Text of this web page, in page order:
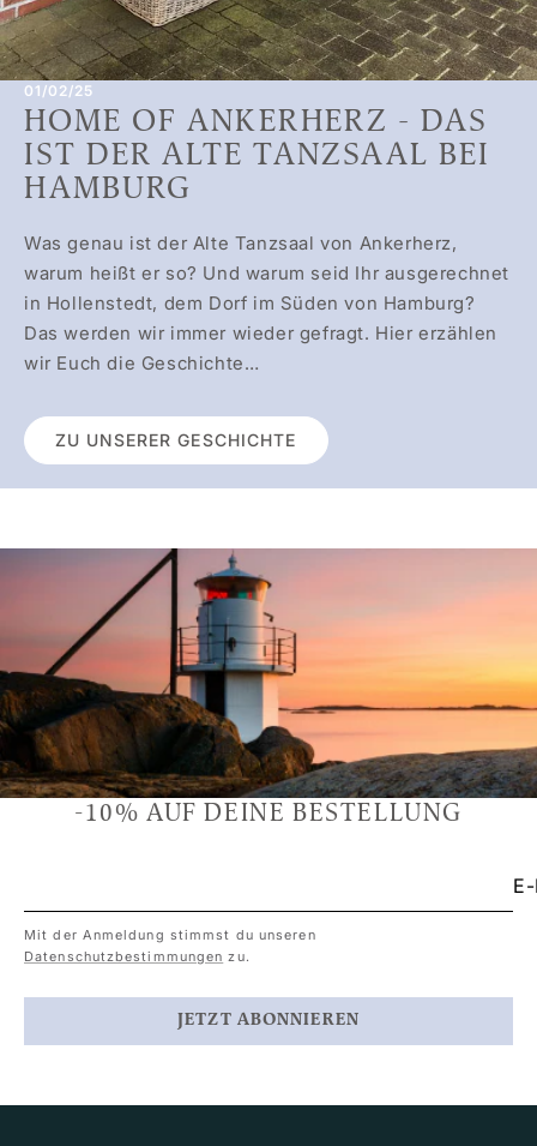
01/02/25
HOME OF ANKERHERZ - DAS
IST DER ALTE TANZSAAL BEI
HAMBURG
Was genau ist der Alte Tanzsaal von Ankerherz,
warum heißt er so? Und warum seid Ihr ausgerechnet
in Hollenstedt, dem Dorf im Süden von Hamburg?
Das werden wir immer wieder gefragt. Hier erzählen
wir Euch die Geschichte…
ZU UNSERER GESCHICHTE
-10% AUF DEINE BESTELLUNG
Mit der Anmeldung stimmst du unseren
Datenschutzbestimmungen zu.
JETZT ABONNIEREN